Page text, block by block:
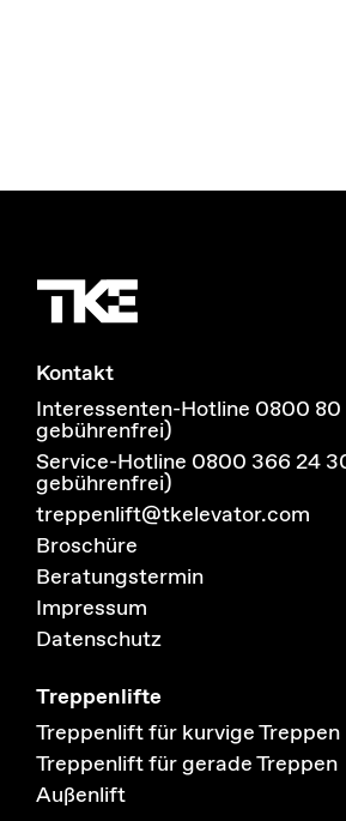
Kontakt
Interessenten-Hotline 0800
gebührenfrei)
Service-Hotline 0800 366 24
gebührenfrei)
treppenlift@tkelevator.com
Broschüre
Beratungstermin
Impressum
Datenschutz
Treppenlifte
Treppenlift für kurvige Treppen
Treppenlift für gerade Treppen
Außenlift